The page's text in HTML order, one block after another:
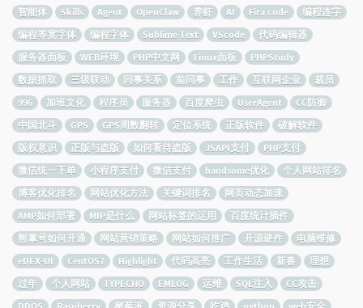
智能体 Skills Agent OpenClaw 养虾 AI Fira code
编程连字
编程等宽字体
编程字体 Sublime Text VScode
代码编辑器
服务器面板
WEB环境 PHP中文网 Linux面板
PHPStudy
数据抓取
三级联动 同事关系 前同事 工作 互联网企业
裁员
996
加班文化 程序员 服务器 百度爬虫 UserAgent
CC防御
中国北斗
GPS GPS周数翻转 定位系统 正版软件
破解软件
版权意识
正版与盗版 如何看待盗版 JSAPI支付
PHP支付
微信统一下单
小程序支付 微信支付 handsome优化
个人网站排名
博客优化排名
网站优化方法 关键词排名
网页动态加速
AMP如何部署
MIP是什么 网站标签的运用
百度统计插件
熊掌号如何开通
网站营销策略 网站如何推广 开源硬件
电脑维修
eDEX-UI
CentOS7 Highlight 代码高亮 工作生活 新春
理想
过年
个人网站 TYPECHO EMLOG 运维 SQL注入
CC攻击